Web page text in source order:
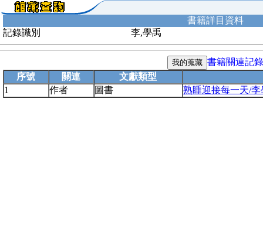
書籍詳目資料
記錄識別
李,學禹
書籍關連記錄
序號
關連
文獻類型
1
作者 圖書 熟睡迎接每一天/李